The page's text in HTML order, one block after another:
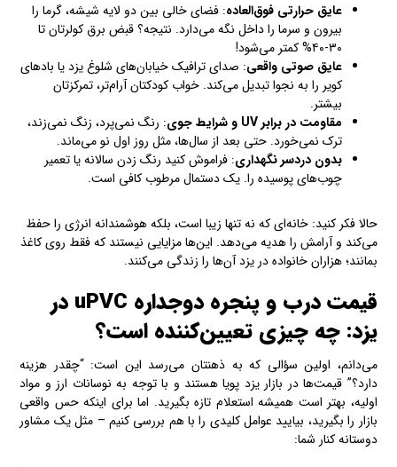
عایق حرارتی فوق‌العاده: فضای خالی بین دو لایه شیشه، گرما را
بیرون و سرما را داخل نگه می‌دارد. نتیجه؟ قبض برق کولرتان تا
۳۰-۴۰% کمتر می‌شود!
عایق صوتی واقعی: صدای ترافیک خیابان‌های شلوغ یزد یا بادهای
کویر را به نجوا تبدیل می‌کند. خواب کودکتان آرام‌تر، تمرکزتان
بیشتر.
مقاومت در برابر UV
و شرایط جوی: رنگ نمی‌پرد، زنگ نمی‌زند،
ترک نمی‌خورد. حتی بعد از سال‌ها، مثل روز اول نو می‌ماند.
بدون دردسر نگهداری: فراموش کنید رنگ زدن سالانه یا تعمیر
چوب‌های پوسیده را. یک دستمال مرطوب کافی است.
حالا فکر کنید: خانه‌ای که نه تنها زیبا است، بلکه هوشمندانه انرژی را حفظ
می‌کند و آرامش را هدیه می‌دهد. این‌ها مزایایی نیستند که فقط روی کاغذ
بمانند؛ هزاران خانواده در یزد آن‌ها را زندگی می‌کنند.
قیمت درب و پنجره دوجداره uPVC در
یزد: چه چیزی تعیین‌کننده است؟
می‌دانم، اولین سؤالی که به ذهنتان می‌رسد این است: “چقدر هزینه
دارد؟” قیمت‌ها در بازار یزد پویا هستند و با توجه به نوسانات ارز و مواد
اولیه، بهتر است همیشه استعلام تازه بگیرید. اما برای اینکه حس واقعی
بازار را بگیرید، بیایید عوامل کلیدی را با هم بررسی کنیم – مثل یک مشاور
دوستانه کنار شما: